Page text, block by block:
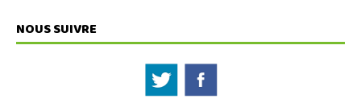
NOUS SUIVRE